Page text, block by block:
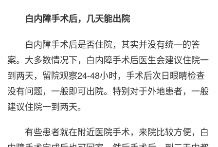
白内障手术后，几天能出院
白内障手术后是否住院，其实并没有统一的答
案。大多数情况下，白内障手术后医生会建议住院一
到两天，留院观察24-48小时，手术后次日眼睛检查
没有问题，一般即可出院。特别对于外地患者，一般
建议住院一到两天。
有些患者就在附近医院手术，来院比较方便，白